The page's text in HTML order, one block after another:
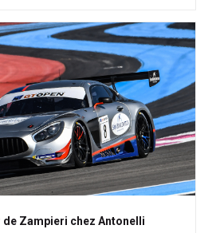
de Zampieri chez Antonelli